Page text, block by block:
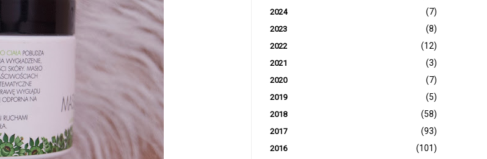
2024 (7)
2023 (8)
2022 (12)
2021 (3)
2020 (7)
2019 (5)
2018 (58)
2017 (93)
2016
(101)